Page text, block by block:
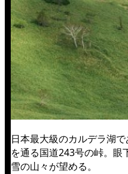
日本最大級のカルデラ湖
を通る国道243号の峠。眼
雪の山々が望める。